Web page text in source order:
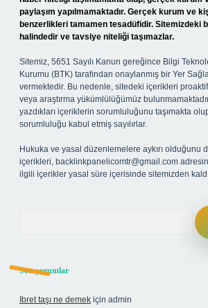
paylaşım yapılmamaktadır. Gerçek kurum ve
benzerlikleri tamamen tesadüfidir. Sitemizdeki
halindedir ve tavsiye niteliği taşımazlar.
Sitemiz, 5651 Sayılı Kanun gereğince Bilgi
Kurumu (BTK) tarafından onaylanmış bir Yer
vermektedir. Bu nedenle, sitedeki içerikleri
veya araştırma yükümlülüğümüz
yazdıkları içeriklerin sorumluluğunu taşımakta
sorumluluğu kabul etmiş sayılırlar.
Hukuka ve yasal düzenlemelere aykırı olduğunu
içerikleri, backlinkpanelicomtr@gmail.com
ilgili içerikler yasal süre içerisinde sitemizden
Son yorumlar
Ibret taşı ne demek için admin